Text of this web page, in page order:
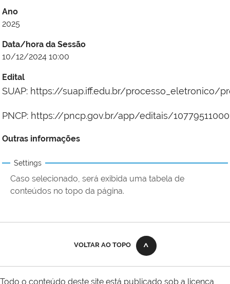
Ano
2025
Data/hora da Sessão
10/12/2024 10:00
Edital
SUAP: https://suap.iff.edu.br/processo_eletronico/
PNCP: https://pncp.gov.br/app/editais/
Outras informações
Settings
Caso selecionado, será exibida uma tabela de
conteúdos no topo da página.
VOLTAR AO TOPO
Todo o conteúdo deste site está publicado sob a licença